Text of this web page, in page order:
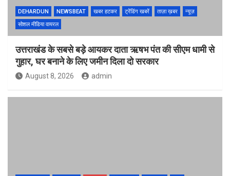
DEHARDUN NEWSBEAT खबर हटकर ट्रेंडिंग खबरें ताज़ा ख़बर
न्यूज़
सोशल मीडिया वायरल
उत्तराखंड के सबसे बड़े आयकर दाता ऋषभ पंत की सीएम धामी से
गुहार, घर बनाने के लिए जमीन दिला दो सरकार
August 8, 2026 admin